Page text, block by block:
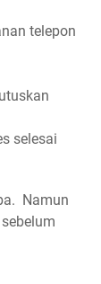
telepon
selesai
Namun